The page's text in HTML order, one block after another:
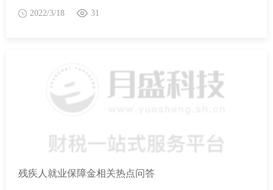
2022/3/18 31
残疾人就业保障金相关热点问答